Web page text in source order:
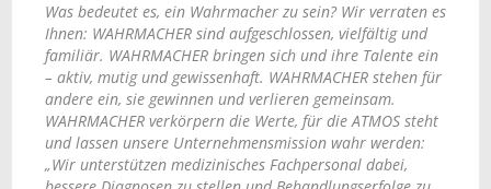
Was bedeutet es, ein Wahrmacher zu sein? Wir verraten es
Ihnen: WAHRMACHER sind aufgeschlossen, vielfältig und
familiär. WAHRMACHER bringen sich und ihre Talente ein
– aktiv, mutig und gewissenhaft. WAHRMACHER stehen für
andere ein, sie gewinnen und verlieren gemeinsam.
WAHRMACHER verkörpern die Werte, für die ATMOS steht
und lassen unsere Unternehmensmission wahr werden:
„Wir unterstützen medizinisches Fachpersonal dabei,